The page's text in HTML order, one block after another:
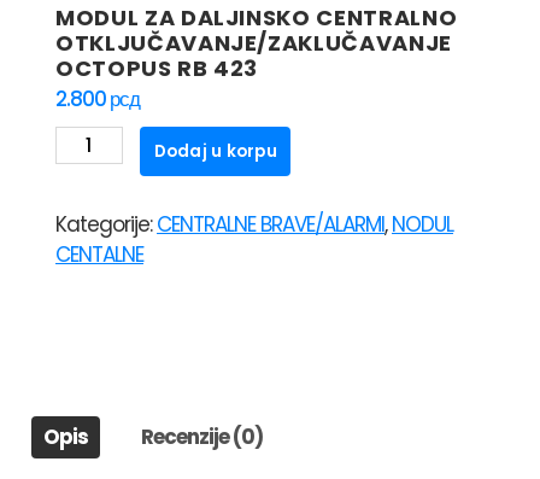
MODUL ZA DALJINSKO CENTRALNO
OTKLJUČAVANJE/ZAKLUČAVANJE
OCTOPUS RB 423
2.800рсд
MODUL
ZA
CENTRALNO
OTKLJUČAVANJE/ZAKLUČAVANJE
Dodaj u korpu
Kategorije:CENTRALNE BRAVE/ALARMI,NODUL
CENTALNE
Opis Recenzije (0)